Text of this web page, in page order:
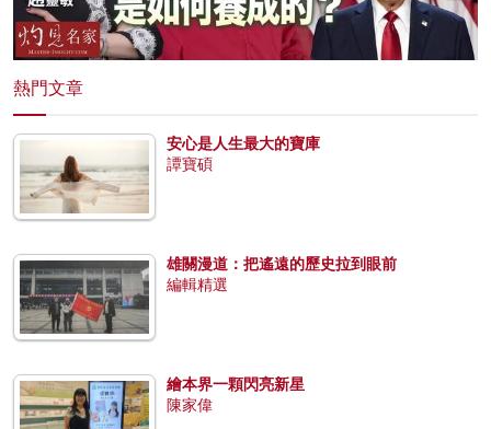
熱門文章
安心是人生最大的寶庫
譚寶碩
雄關漫道：把遙遠的歷史拉到眼前
編輯精選
繪本界一顆閃亮新星
陳家偉